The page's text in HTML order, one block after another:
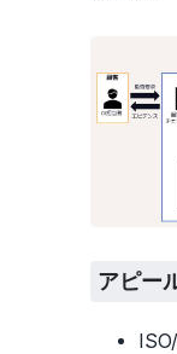
アピー